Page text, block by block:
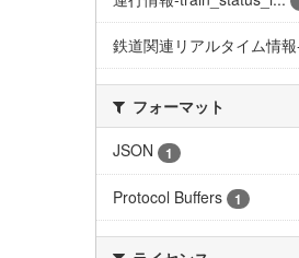
鉄道関連リアルタイム情
フォーマット
JSON
1
Protocol Buffers 1